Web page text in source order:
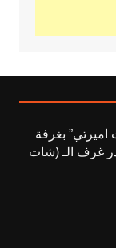
بغرفة
غرف الـ (شات